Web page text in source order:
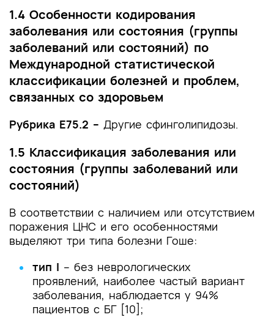
1.4 Особенности кодирования
заболевания или состояния (группы
заболеваний или состояний) по
Международной статистической
классификации болезней и проблем,
связанных со здоровьем
Рубрика E75.2 – Другие сфинголипидозы.
1.5 Классификация заболевания или
состояния (группы заболеваний или
состояний)
В соответствии с наличием или отсутствием
поражения ЦНС и его особенностями
выделяют три типа болезни Гоше:
тип I – без неврологических
проявлений, наиболее частый вариант
заболевания, наблюдается у 94%
пациентов с БГ [10];